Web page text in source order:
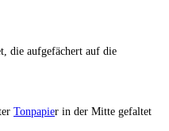
die aufgefächert auf die
Tonpapier in der Mitte gefaltet